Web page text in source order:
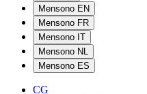
Mensono EN
Mensono FR
Mensono IT
Mensono NL
Mensono ES
CG